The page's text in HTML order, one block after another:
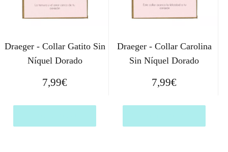
Draeger - Collar Gatito Sin
Níquel Dorado
7,99€
Draeger - Collar Carolina
Sin Níquel Dorado
7,99€